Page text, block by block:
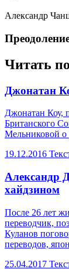
Александр
Читать
​Джонатан
Джонатан Коу,
Британского
Мельниковой о
19.12.2016
​Александр
хайдзином
После 26 лет
переводчик,
Куланов
переводов,
25.04.2017